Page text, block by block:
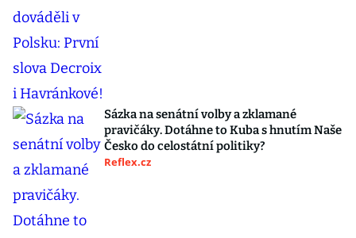
Sázka na senátní volby a zklamané
pravičáky. Dotáhne to Kuba s hnutím Naše
Česko do celostátní politiky?
Reflex.cz